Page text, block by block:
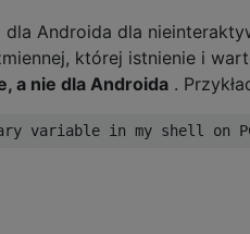
Androida dla
której istnienie i
a nie dla Androida .